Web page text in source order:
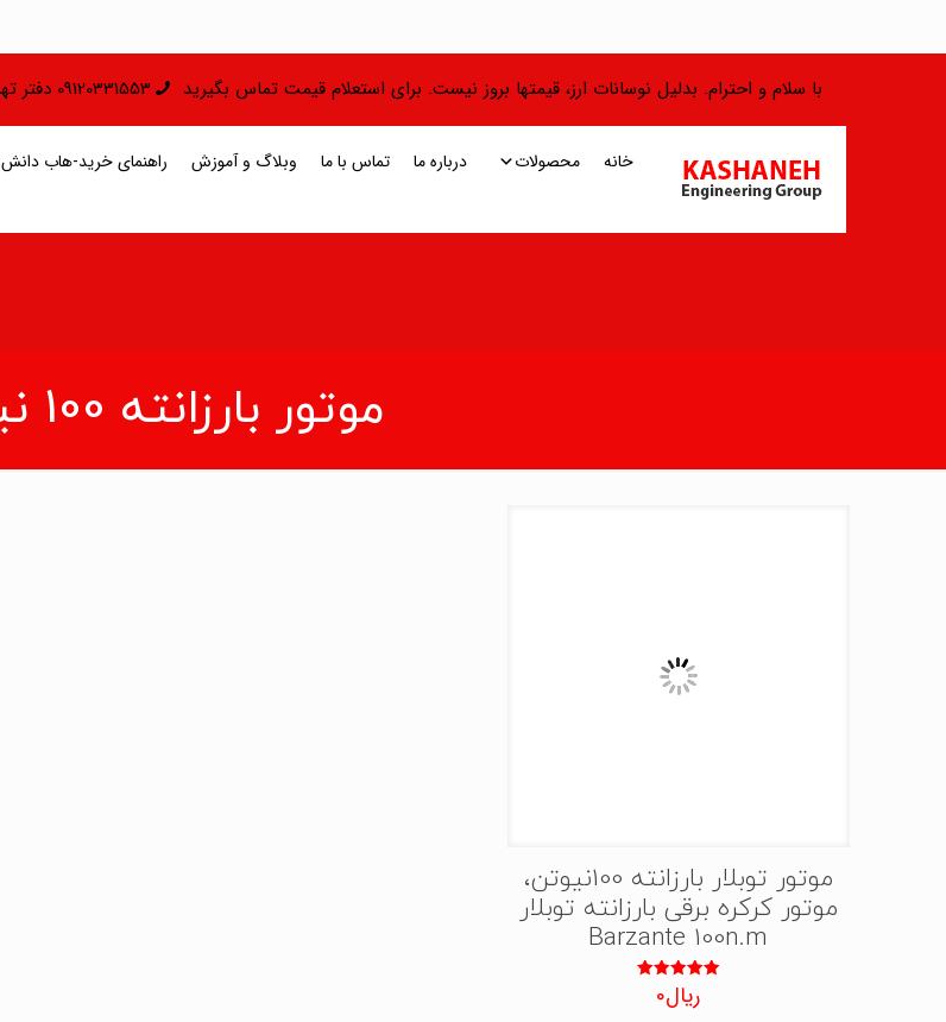
با سلام و احترام. بدلیل نوسانات ارز، قیمتها بروز نیست. برای استعلام قیمت تماس بگیرید 09120331553 دفتر تهران
خانه محصولات درباره ما تماس با ما وبلاگ و آموزش راهنمای خرید-هاب دانش
موتور بارزانته 100 نیوتن
موتور توبلار بارزانته 100نیوتن،
موتور کرکره برقی بارزانته توبلار
Barzante 100n.m
نمره
5.00
ریال0